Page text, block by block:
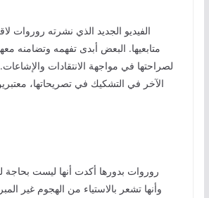
الفيديو الجديد الذي نشرته روروات
متابعيها. البعض أبدى تفهمه وتضامنه
لصراحتها في مواجهة الانتقادات
الآخر في التشكيك في تصريحاتها،
روروات بدورها أكدت أنها ليست بحاجة
وأنها تشعر بالاستياء من الهجوم غير